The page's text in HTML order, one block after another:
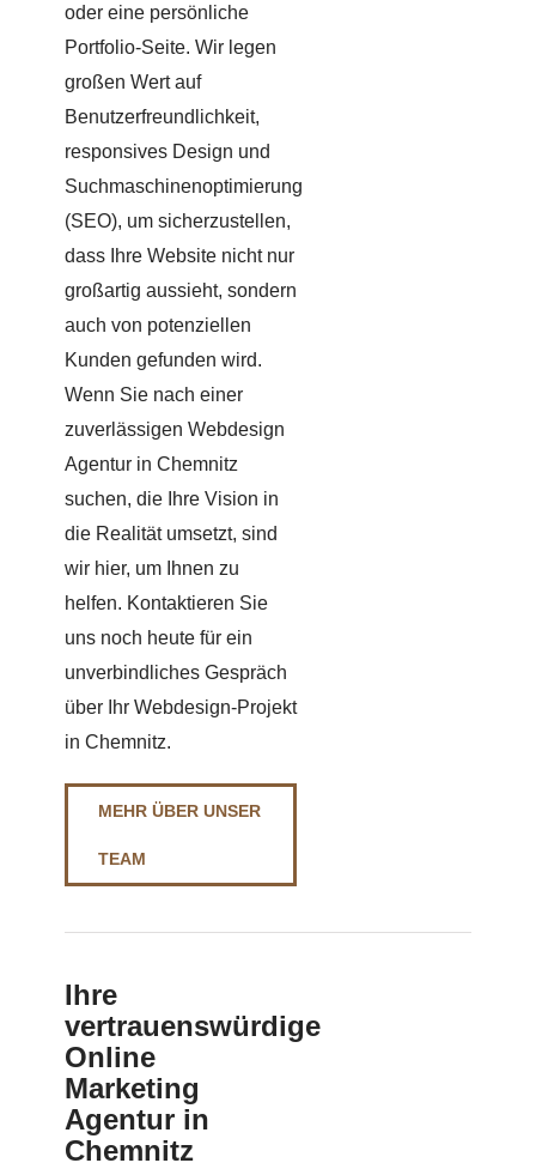
oder eine persönliche
Portfolio-Seite. Wir legen
großen Wert auf
Benutzerfreundlichkeit,
responsives Design und
Suchmaschinenoptimierung
(SEO), um sicherzustellen,
dass Ihre Website nicht nur
großartig aussieht, sondern
auch von potenziellen
Kunden gefunden wird.
Wenn Sie nach einer
zuverlässigen Webdesign
Agentur in Chemnitz
suchen, die Ihre Vision in
die Realität umsetzt, sind
wir hier, um Ihnen zu
helfen. Kontaktieren Sie
uns noch heute für ein
unverbindliches Gespräch
über Ihr Webdesign-Projekt
in Chemnitz.
MEHR ÜBER UNSER
TEAM
Ihre
vertrauenswürdige
Online
Marketing
Agentur in
Chemnitz